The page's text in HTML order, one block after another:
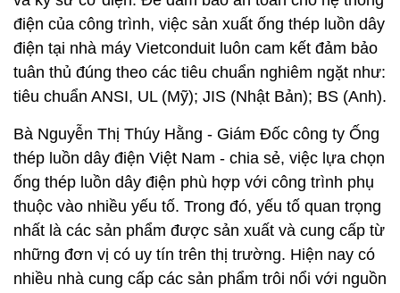
điện của công trình, việc sản xuất ống thép luồn dây
điện tại nhà máy Vietconduit luôn cam kết đảm bảo
tuân thủ đúng theo các tiêu chuẩn nghiêm ngặt như:
tiêu chuẩn ANSI, UL (Mỹ); JIS (Nhật Bản); BS (Anh).
Bà Nguyễn Thị Thúy Hằng - Giám Đốc công ty Ống
thép luồn dây điện Việt Nam - chia sẻ, việc lựa chọn
ống thép luồn dây điện phù hợp với công trình phụ
thuộc vào nhiều yếu tố. Trong đó, yếu tố quan trọng
nhất là các sản phẩm được sản xuất và cung cấp từ
những đơn vị có uy tín trên thị trường. Hiện nay có
nhiều nhà cung cấp các sản phẩm trôi nổi với nguồn